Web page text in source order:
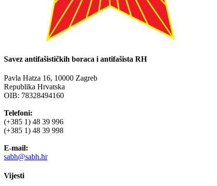
Savez antifašističkih boraca i antifašista RH
Pavla Hatza 16, 10000 Zagreb
Republika Hrvatska
OIB: 78328494160
Telefoni:
(+385 1) 48 39 996
(+385 1) 48 39 998
E-mail:
sabh@sabh.hr
Vijesti